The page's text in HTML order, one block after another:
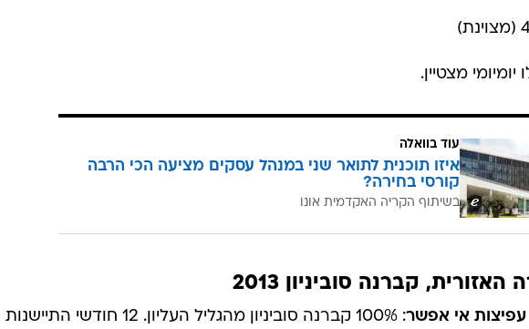
יומיומי מצטיין.
עוד בוואלה
איזו תוכנית לתואר שני במנהל עסקים מציעה הכי הרבה
קורסי בחירה?
בשיתוף הקריה האקדמית אונו
אי אפשר
: 100% קברנה סוביניון מהגליל העליון. 12 חודשי התיישנות